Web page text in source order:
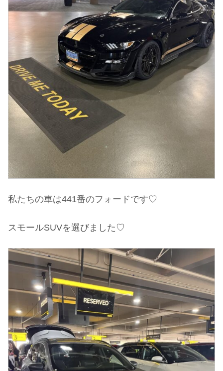
私たちの車は441番のフォードです♡
スモールSUVを選びました♡